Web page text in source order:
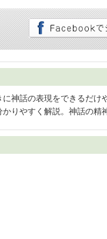
に神話の表現をできるだ
りやすく解説。神話の精